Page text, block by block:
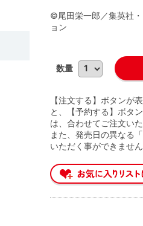
©尾田栄一郎／集英社
ョン
数量
【注文する】ボタンが
と、【予約する】ボタ
は、合わせてご注文い
また、発売日の異なる
いただく事ができません